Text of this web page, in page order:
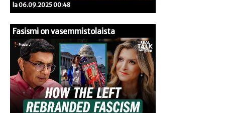
la 06.09.2025 00:48
Fasismi on vasemmistolaista